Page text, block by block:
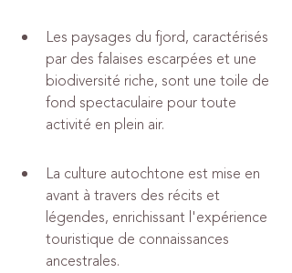
Les paysages du fjord, caractérisés
par des falaises escarpées et une
biodiversité riche, sont une toile de
fond spectaculaire pour toute
activité en plein air.
La culture autochtone est mise en
avant à travers des récits et
légendes, enrichissant l'expérience
touristique de connaissances
ancestrales.